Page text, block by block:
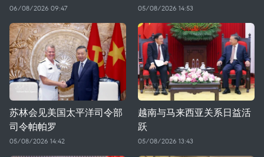
06/08/2026 09:47 05/08/2026 14:53
苏林会见美国太平洋司令部
司令帕帕罗
05/08/2026 14:42
越南与马来西亚关系日益活
跃
05/08/2026 13:43